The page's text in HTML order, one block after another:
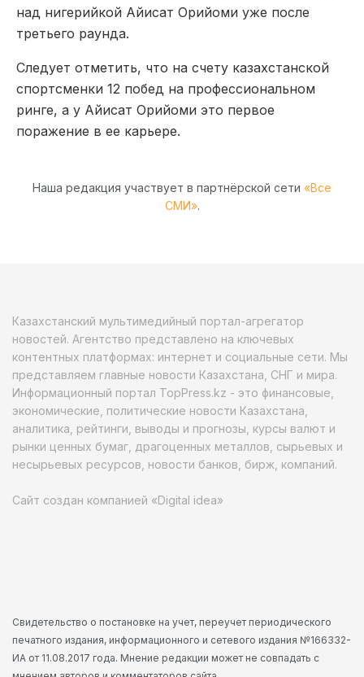
над нигерийкой Айисат Орийоми уже после
третьего раунда.
Следует отметить, что на счету казахстанской
спортсменки 12 побед на профессиональном
ринге, а у Айисат Орийоми это первое
поражение в ее карьере.
Наша редакция участвует в партнёрской сети «Все
СМИ».
Казахстанский мультимедийный портал-агрегатор
новостей. Агентство представлено на ключевых
контентных платформах: интернет и социальные сети. Мы
представляем главные новости Казахстана, СНГ и мира.
Информационный портал TopPress.kz - это финансовые,
экономические, политические новости Казахстана,
аналитика, рейтинги, выводы и прогнозы, курсы валют и
рынки ценных бумаг, драгоценных металлов, сырьевых и
несырьевых ресурсов, новости банков, бирж, компаний.
Сайт создан компанией «Digital idea»
Свидетельство о постановке на учет, переучет периодического
печатного издания, информационного и сетевого издания №166332-
ИА от 11.08.2017 года. Мнение редакции может не совпадать с